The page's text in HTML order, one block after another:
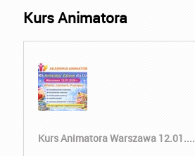
Kurs Animatora
Kurs Animatora Warszawa 12.01....